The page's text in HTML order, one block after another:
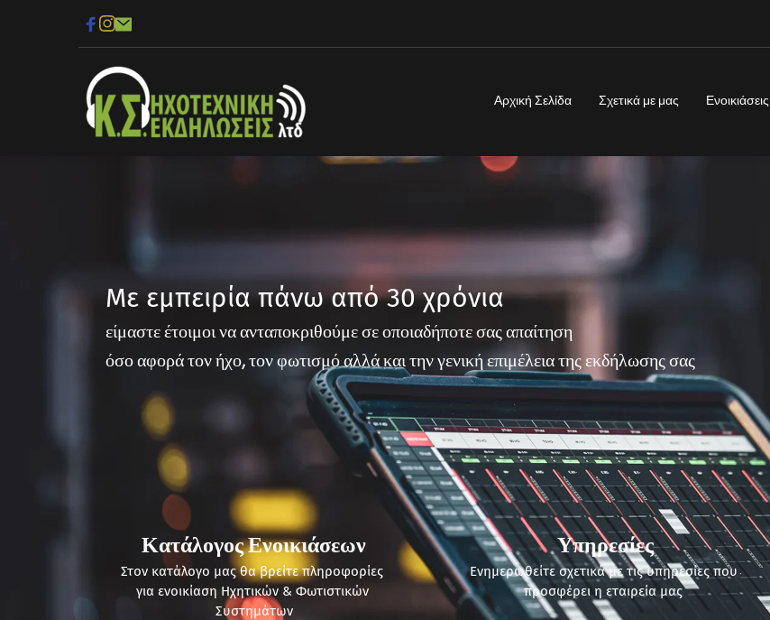
Αρχική Σελίδα Σχετικά με μας Ενοικιάσεις
Με εμπειρία πάνω από 30 χρόνια
είμαστε έτοιμοι να ανταποκριθούμε σε οποιαδήποτε σας απαίτηση
όσο αφορά τον ήχο, τον φωτισμό αλλά και την γενική επιμέλεια της εκδήλωσης σας
Κατάλογος Ενοικιάσεων
Στον κατάλογο μας θα βρείτε πληροφορίες
για ενοικίαση Ηχητικών & Φωτιστικών
Συστημάτων
Υπηρεσίες
Ενημερωθείτε σχετικά με τις υπηρεσίες που
προσφέρει η εταιρεία μας